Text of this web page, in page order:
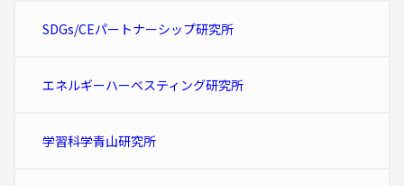
SDGs/CEパートナーシップ研究所
エネルギーハーベスティング研究所
学習科学青山研究所